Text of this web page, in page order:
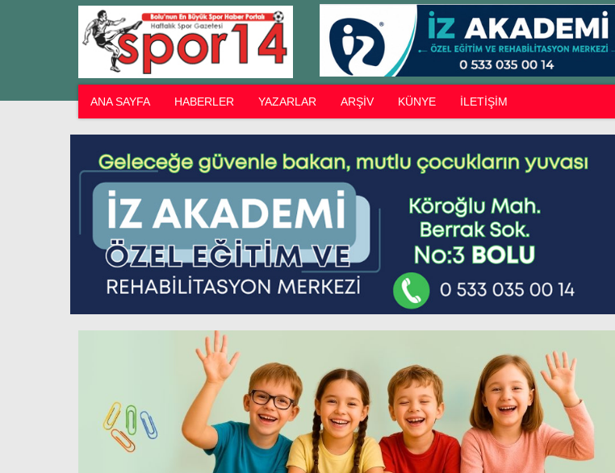
ANA SAYFA HABERLER YAZARLAR ARŞİV KÜNYE İLETİŞİM